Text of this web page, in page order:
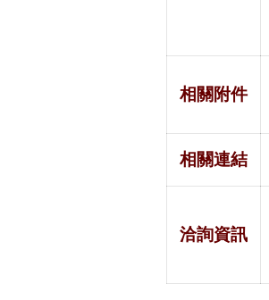
相關附件
相關連結
洽詢資訊